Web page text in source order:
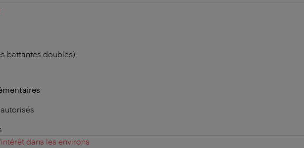
battantes doubles)
dans les environs